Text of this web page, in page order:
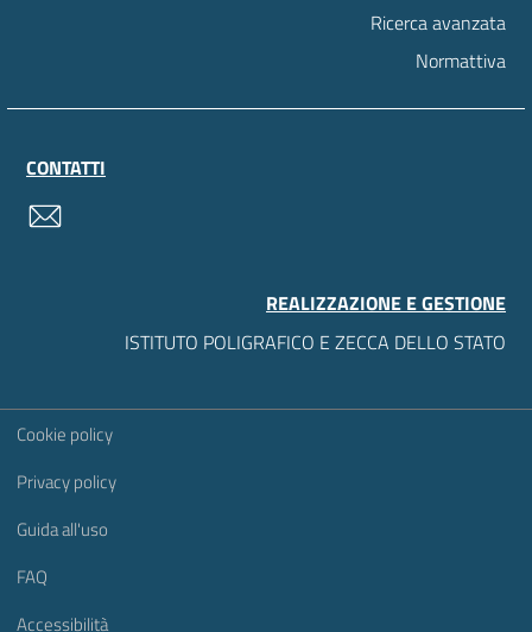
Ricerca avanzata
Normattiva
CONTATTI
REALIZZAZIONE E GESTIONE
ISTITUTO POLIGRAFICO E ZECCA DELLO STATO
Sezione Link Utili
Cookie policy
Privacy policy
Guida all'uso
FAQ
Accessibilità